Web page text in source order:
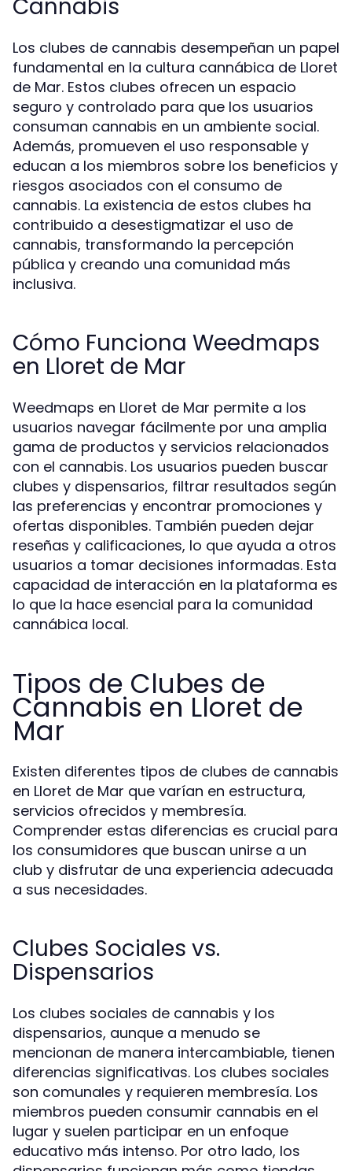
Cannabis
Los clubes de cannabis desempeñan un papel
fundamental en la cultura cannábica de Lloret
de Mar. Estos clubes ofrecen un espacio
seguro y controlado para que los usuarios
consuman cannabis en un ambiente social.
Además, promueven el uso responsable y
educan a los miembros sobre los beneficios y
riesgos asociados con el consumo de
cannabis. La existencia de estos clubes ha
contribuido a desestigmatizar el uso de
cannabis, transformando la percepción
pública y creando una comunidad más
inclusiva.
Cómo Funciona Weedmaps
en Lloret de Mar
Weedmaps en Lloret de Mar permite a los
usuarios navegar fácilmente por una amplia
gama de productos y servicios relacionados
con el cannabis. Los usuarios pueden buscar
clubes y dispensarios, filtrar resultados según
las preferencias y encontrar promociones y
ofertas disponibles. También pueden dejar
reseñas y calificaciones, lo que ayuda a otros
usuarios a tomar decisiones informadas. Esta
capacidad de interacción en la plataforma es
lo que la hace esencial para la comunidad
cannábica local.
Tipos de Clubes de
Cannabis en Lloret de
Mar
Existen diferentes tipos de clubes de cannabis
en Lloret de Mar que varían en estructura,
servicios ofrecidos y membresía.
Comprender estas diferencias es crucial para
los consumidores que buscan unirse a un
club y disfrutar de una experiencia adecuada
a sus necesidades.
Clubes Sociales vs.
Dispensarios
Los clubes sociales de cannabis y los
dispensarios, aunque a menudo se
mencionan de manera intercambiable, tienen
diferencias significativas. Los clubes sociales
son comunales y requieren membresía. Los
miembros pueden consumir cannabis en el
lugar y suelen participar en un enfoque
educativo más intenso. Por otro lado, los